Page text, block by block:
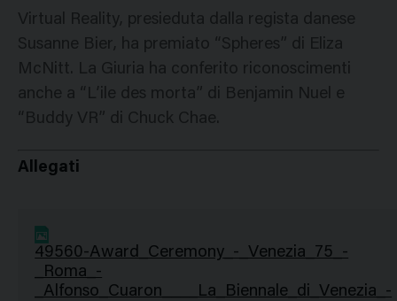
Virtual Reality, presieduta dalla regista danese
Susanne Bier, ha premiato “Spheres” di Eliza
McNitt. La Giuria ha conferito riconoscimenti
anche a “L’ile des morta” di Benjamin Nuel e
“Buddy VR” di Chuck Chae.
Allegati
49560-Award_Ceremony_-_Venezia_75_-
_Roma_-
_Alfonso_Cuaron____La_Biennale_di_Venezia_-